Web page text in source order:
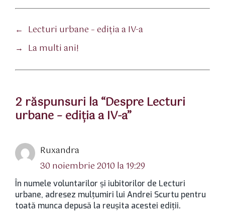
← Lecturi urbane – ediţia a IV-a
→ La multi ani!
2 răspunsuri la “Despre Lecturi
urbane – ediţia a IV-a”
Ruxandra
30 noiembrie 2010 la 19:29
În numele voluntarilor şi iubitorilor de Lecturi
urbane, adresez mulţumiri lui Andrei Scurtu pentru
toată munca depusă la reuşita acestei ediţii.